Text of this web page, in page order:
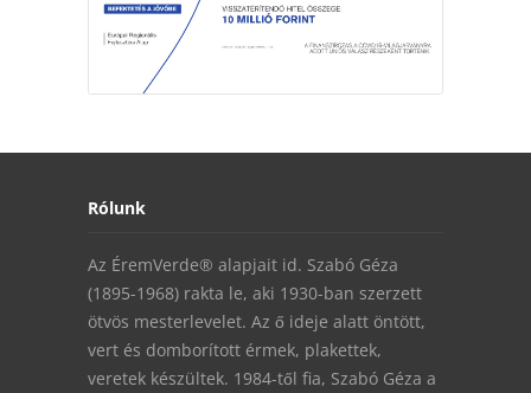
Rólunk
Az ÉremVerde® alapjait id. Szabó Géza
(1895-1968) rakta le, aki 1930-ban szerzett
ötvös mesterlevelet. Az ő ideje alatt öntött,
vert és domborított érmek, plakettek,
veretek készültek. 1984-től fia, Szabó Géza a